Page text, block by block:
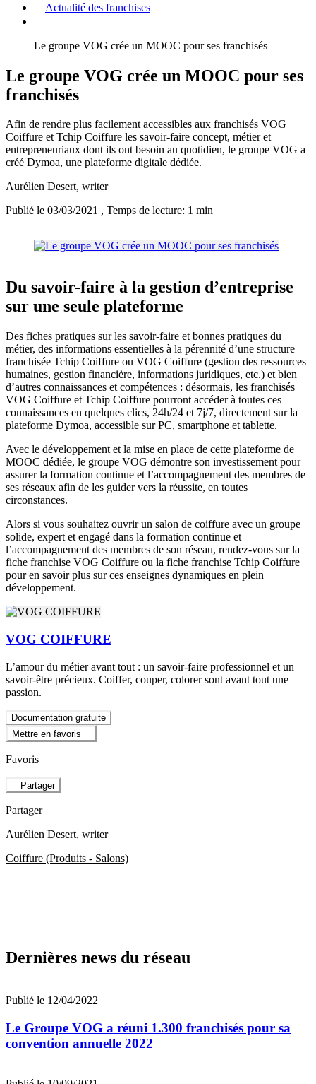
Actualité des franchises
Le groupe VOG crée un MOOC pour ses franchisés
Le groupe VOG crée un MOOC pour ses
franchisés
Afin de rendre plus facilement accessibles aux franchisés VOG
Coiffure et Tchip Coiffure les savoir-faire concept, métier et
entrepreneuriaux dont ils ont besoin au quotidien, le groupe VOG a
créé Dymoa, une plateforme digitale dédiée.
Aurélien Desert, writer
Publié le 03/03/2021 , Temps de lecture: 1 min
Du savoir-faire à la gestion d’entreprise
sur une seule plateforme
Des fiches pratiques sur les savoir-faire et bonnes pratiques du
métier, des informations essentielles à la pérennité d’une structure
franchisée Tchip Coiffure ou VOG Coiffure (gestion des ressources
humaines, gestion financière, informations juridiques, etc.) et bien
d’autres connaissances et compétences : désormais, les franchisés
VOG Coiffure et Tchip Coiffure pourront accéder à toutes ces
connaissances en quelques clics, 24h/24 et 7j/7, directement sur la
plateforme Dymoa, accessible sur PC, smartphone et tablette.
Avec le développement et la mise en place de cette plateforme de
MOOC dédiée, le groupe VOG démontre son investissement pour
assurer la formation continue et l’accompagnement des membres de
ses réseaux afin de les guider vers la réussite, en toutes
circonstances.
Alors si vous souhaitez ouvrir un salon de coiffure avec un groupe
solide, expert et engagé dans la formation continue et
l’accompagnement des membres de son réseau, rendez-vous sur la
fiche franchise VOG Coiffure ou la fiche franchise Tchip Coiffure
pour en savoir plus sur ces enseignes dynamiques en plein
développement.
VOG COIFFURE
L’amour du métier avant tout : un savoir-faire professionnel et un
savoir-être précieux. Coiffer, couper, colorer sont avant tout une
passion.
Documentation gratuite
Mettre en favoris
Favoris
Partager
Partager
Aurélien Desert, writer
Coiffure (Produits - Salons)
Dernières news du réseau
Publié le 12/04/2022
Le Groupe VOG a réuni 1.300 franchisés pour sa
convention annuelle 2022